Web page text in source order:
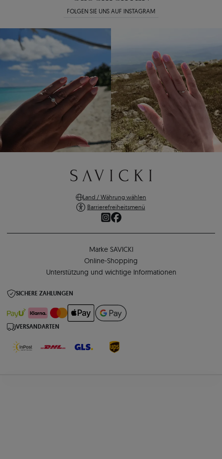
FOLGEN SIE UNS AUF INSTAGRAM
Land / Währung wählen
Barrierefreiheitsmenü
Marke SAVICKI
Online-Shopping
Unterstützung und wichtige Informationen
SICHERE ZAHLUNGEN
VERSANDARTEN